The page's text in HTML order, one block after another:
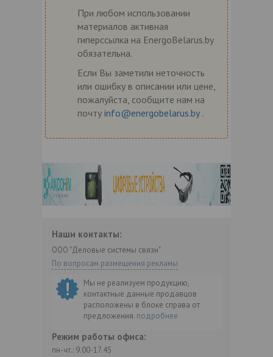
При любом использовании
материалов активная
гиперссылка на EnergoBelarus.by
обязательна.
Если Вы заметили неточность
или ошибку в описании или цене,
пожалуйста, сообщите нам на
почту info@energobelarus.by .
Наши контакты:
ООО "Деловые системы связи"
По вопросам размещения рекламы
Мы не реализуем продукцию,
контактные данные продавцов
расположены в блоке справа от
предложения. подробнее
Режим работы офиса:
пн-чт.: 9.00-17.45